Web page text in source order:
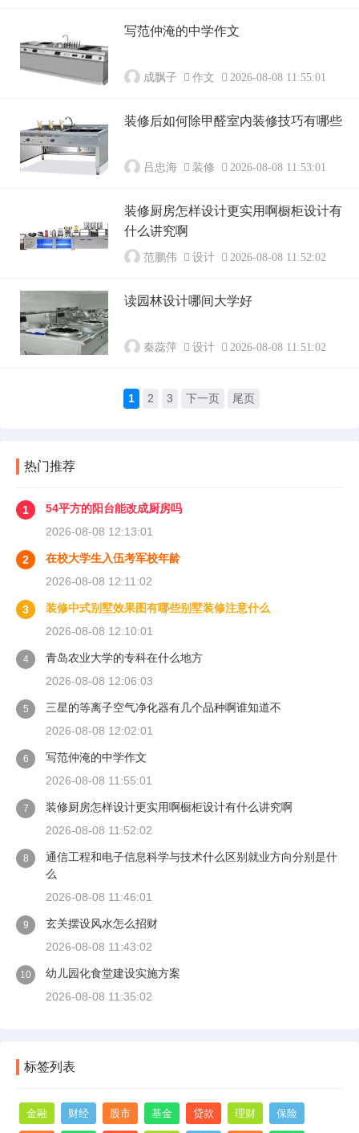
写范仲淹的中学作文
成飘子 作文 2026-08-08 11:55:01
装修后如何除甲醛室内装修技巧有哪些
吕忠海 装修 2026-08-08 11:53:01
装修厨房怎样设计更实用啊橱柜设计有
什么讲究啊
范鹏伟 设计 2026-08-08 11:52:02
读园林设计哪间大学好
秦蕊萍 设计 2026-08-08 11:51:02
1 2 3 下一页 尾页
热门推荐
1
54平方的阳台能改成厨房吗
2026-08-08 12:13:01
2
在校大学生入伍考军校年龄
2026-08-08 12:11:02
3
装修中式别墅效果图有哪些别墅装修注意什么
2026-08-08 12:10:01
4
青岛农业大学的专科在什么地方
2026-08-08 12:06:03
5
三星的等离子空气净化器有几个品种啊谁知道不
2026-08-08 12:02:01
6
写范仲淹的中学作文
2026-08-08 11:55:01
7
装修厨房怎样设计更实用啊橱柜设计有什么讲究啊
2026-08-08 11:52:02
8
通信工程和电子信息科学与技术什么区别就业方向分别是什
么
2026-08-08 11:46:01
9
玄关摆设风水怎么招财
2026-08-08 11:43:02
10
幼儿园化食堂建设实施方案
2026-08-08 11:35:02
标签列表
金融 财经 股市 基金 贷款 理财 保险